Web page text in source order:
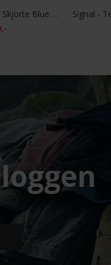
Signal - Teis structure shirt | K/Æ Skjorte Blue Wind